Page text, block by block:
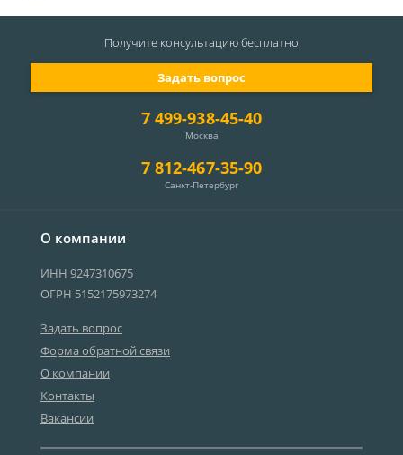
О компании
ИНН 9247310675
ОГРН 5152175973274
Задать вопрос
Форма обратной связи
О компании
Контакты
Вакансии
7 499-938-45-40
Москва
7 812-467-35-90
Санкт-Петербург
Задать вопрос
Получите консультациюбесплатно